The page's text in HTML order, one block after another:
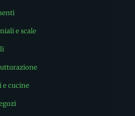
e scale
e cucine